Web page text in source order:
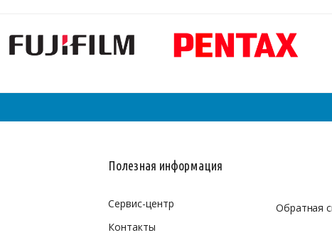
Полезная информация
Сервис-центр
Контакты
Обратная